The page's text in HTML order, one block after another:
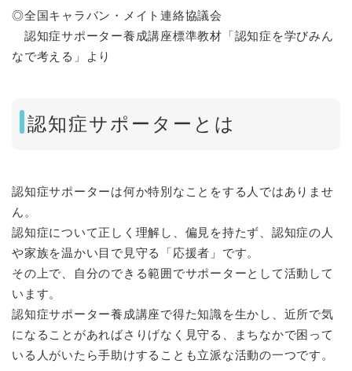
◎全国キャラバン・メイト連絡協議会
認知症サポーター養成講座標準教材「認知症を学びみん
なで考える」より
認知症サポーターとは
認知症サポーターは何か特別なことをする人ではありませ
ん。
認知症について正しく理解し、偏見を持たず、認知症の人
や家族を温かい目で見守る「応援者」です。
その上で、自分のできる範囲でサポーターとして活動して
います。
認知症サポーター養成講座で得た知識を生かし、近所で気
になることがあればさりげなく見守る、まちなかで困って
いる人がいたら手助けすることも立派な活動の一つです。